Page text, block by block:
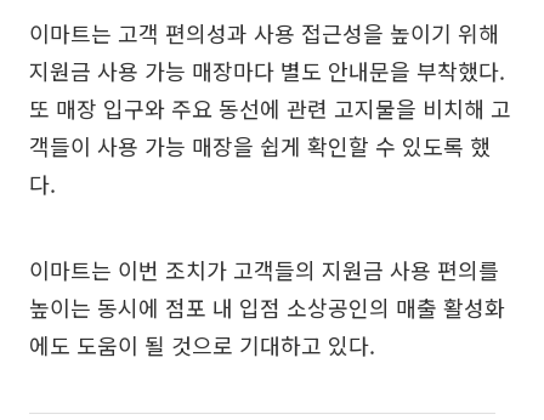
이마트는 고객 편의성과 사용 접근성을 높이기 위해
지원금 사용 가능 매장마다 별도 안내문을 부착했다.
또 매장 입구와 주요 동선에 관련 고지물을 비치해 고
객들이 사용 가능 매장을 쉽게 확인할 수 있도록 했
다.
이마트는 이번 조치가 고객들의 지원금 사용 편의를
높이는 동시에 점포 내 입점 소상공인의 매출 활성화
에도 도움이 될 것으로 기대하고 있다.